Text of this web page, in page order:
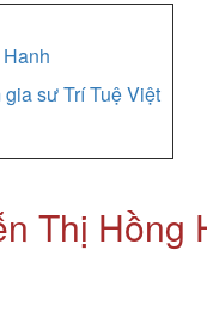
sư Trí Tuệ Việt
Thị Hồng